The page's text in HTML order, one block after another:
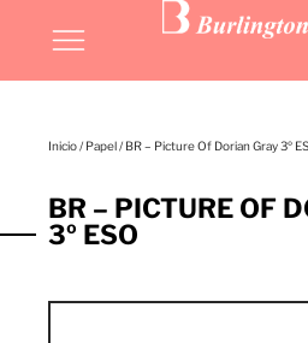
Inicio/ Papel/ BR – Picture Of Dorian Gray 3º
BR – PICTURE OF
3º ESO